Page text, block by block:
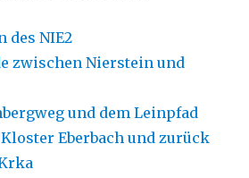
des NIE2
zwischen Nierstein und
und dem Leinpfad
Eberbach und zurück